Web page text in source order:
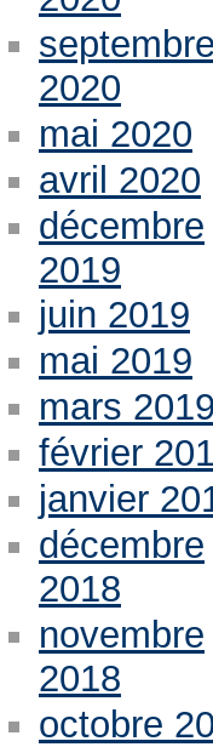
septembre
2020
mai 2020
avril 2020
décembre
2019
juin 2019
mai 2019
mars 2019
février
janvier
décembre
2018
novembre
2018
octobre